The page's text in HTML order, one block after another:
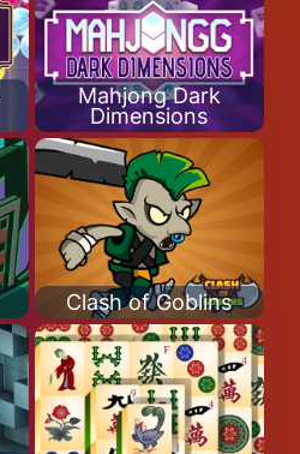
Mahjong Dark
Dimensions
Clash of Goblins